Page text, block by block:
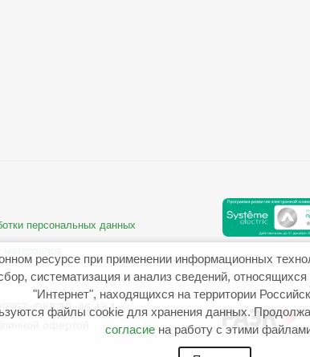
персональных данных
ОКВЭД: 46.43.1
ресурсе при применении информационных
систематизация и анализ сведений,
"Интернет", находящихся на территории
файлы cookie для хранения данных.
согласие на работу с этими